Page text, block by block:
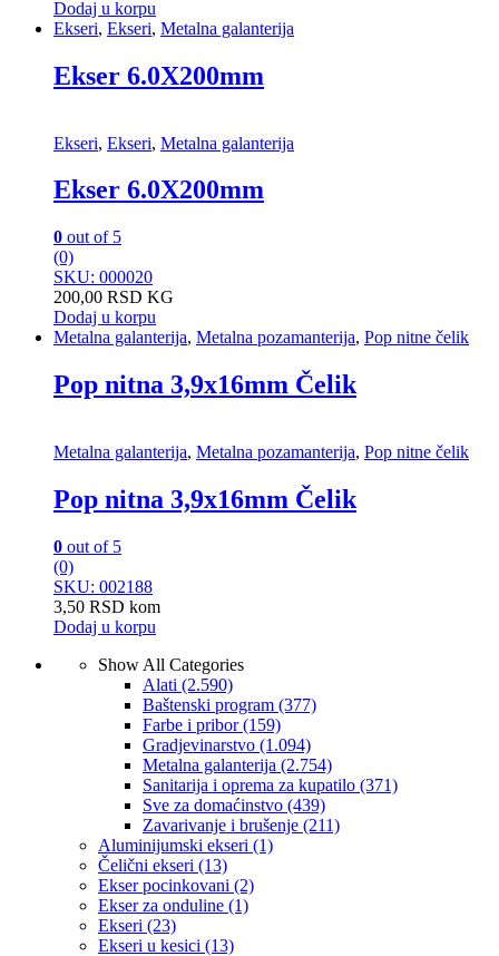
Dodaj u korpu
Ekseri, Ekseri, Metalna galanterija
Ekser 6.0X200mm
Ekseri, Ekseri, Metalna galanterija
Ekser 6.0X200mm
0 out of 5
(0)
SKU: 000020
200,00 RSD KG
Dodaj u korpu
Metalna galanterija, Metalna pozamanterija, Pop nitne čelik
Pop nitna 3,9x16mm Čelik
Metalna galanterija, Metalna pozamanterija, Pop nitne čelik
Pop nitna 3,9x16mm Čelik
0 out of 5
(0)
SKU: 002188
3,50 RSD kom
Dodaj u korpu
Show All Categories
Alati (2.590)
Baštenski program (377)
Farbe i pribor(159)
Gradjevinarstvo (1.094)
Metalna galanterija (2.754)
Sanitarija i oprema za kupatilo (371)
Sve za domaćinstvo (439)
Zavarivanje i brušenje (211)
Aluminijumski ekseri (1)
Čelični ekseri (13)
Ekser pocinkovani (2)
Ekser za onduline (1)
Ekseri (23)
Ekseri u kesici (13)